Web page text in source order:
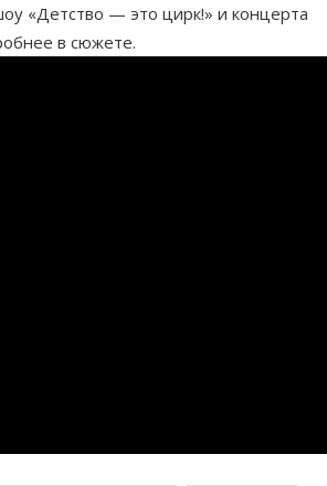
«Детство — это цирк!» и концерта
в сюжете.